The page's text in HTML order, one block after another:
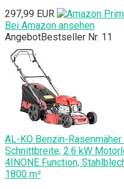
297,99 EUR
Bei Amazon ansehen
AngebotBestseller Nr. 11
AL-KO Benzin-
Schnittbreite, 2.6 kW
4INONE Function,
1800 m²